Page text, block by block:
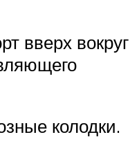
вверх вокруг
колодки.